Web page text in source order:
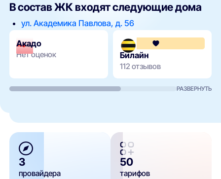
В состав ЖК входят следующие дома
ул. Академика Павлова, д. 56
Акадо
Нет оценок Билайн
112 отзывов
РАЗВЕРНУТЬ
3
провайдера
50
тарифов